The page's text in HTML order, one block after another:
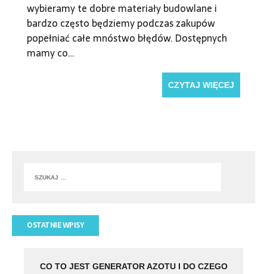
wybieramy te dobre materiały budowlane i
bardzo często będziemy podczas zakupów
popełniać całe mnóstwo błędów. Dostępnych
mamy co…
CZYTAJ WIĘCEJ
OSTATNIE WPISY
CO TO JEST GENERATOR AZOTU I DO CZEGO